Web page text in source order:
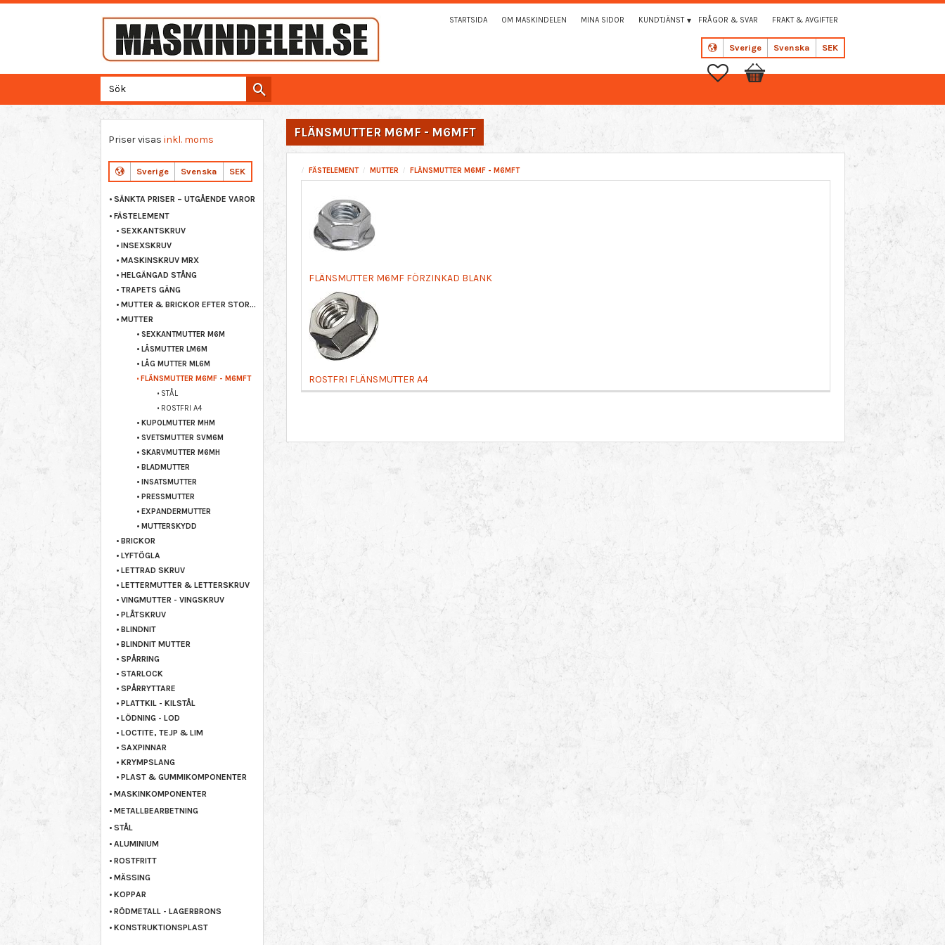
Sverige Svenska SEK
STARTSIDA OM MASKINDELEN MINA SIDOR KUNDTJÄNST FRÅGOR & SVAR FRAKT & AVGIFTER
Favoriter
Kundvagn
FLÄNSMUTTER M6MF - M6MFT
FÄSTELEMENT MUTTER FLÄNSMUTTER M6MF - M6MFT
FLÄNSMUTTER M6MF FÖRZINKAD BLANK
ROSTFRI FLÄNSMUTTER A4
Priser visas inkl. moms
Sverige Svenska SEK
SÄNKTA PRISER – UTGÅENDE VAROR
FÄSTELEMENT
SEXKANTSKRUV
INSEXSKRUV
MASKINSKRUV MRX
HELGÄNGAD STÅNG
TRAPETS GÄNG
MUTTER & BRICKOR EFTER STORLEK
MUTTER
SEXKANTMUTTER M6M
LÅSMUTTER LM6M
LÅG MUTTER ML6M
FLÄNSMUTTER M6MF - M6MFT
STÅL
ROSTFRI A4
KUPOLMUTTER MHM
SVETSMUTTER SVM6M
SKARVMUTTER M6MH
BLADMUTTER
INSATSMUTTER
PRESSMUTTER
EXPANDERMUTTER
MUTTERSKYDD
BRICKOR
LYFTÖGLA
LETTRAD SKRUV
LETTERMUTTER & LETTERSKRUV
VINGMUTTER - VINGSKRUV
PLÅTSKRUV
BLINDNIT
BLINDNIT MUTTER
SPÅRRING
STARLOCK
SPÅRRYTTARE
PLATTKIL - KILSTÅL
LÖDNING - LOD
LOCTITE, TEJP & LIM
SAXPINNAR
KRYMPSLANG
PLAST & GUMMIKOMPONENTER
MASKINKOMPONENTER
METALLBEARBETNING
STÅL
ALUMINIUM
ROSTFRITT
MÄSSING
KOPPAR
RÖDMETALL - LAGERBRONS
KONSTRUKTIONSPLAST